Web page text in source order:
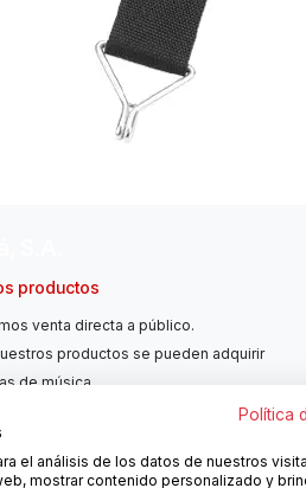
productos
venta directa a público.
productos se pueden adquirir
de música.
Política
el análisis de los datos de nuestros
mostrar contenido personalizado y